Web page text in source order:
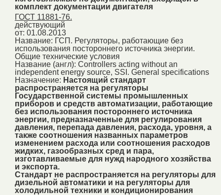
комплект документации двигателя
ГОСТ 11881-76.
действующий
от: 01.08.2013
Название: ГСП. Регуляторы, работающие без
использования постороннего источника энергии.
Общие технические условия
Название (англ): Controllers acting without an
independent energy source, SSI. General specifications
Назначение: Настоящий стандарт
распространяется на регуляторы
Государственной системы промышленных
приборов и средств автоматизации, работающие
без использования постороннего источника
энергии, предназначенные для регулирования
давления, перепада давления, расхода, уровня, а
также соотношения названных параметров
изменением расхода или соотношения расходов
жидких, газообразных сред и пара,
изготавливаемые для нужд народного хозяйства
и экспорта.
Стандарт не распространяется на регуляторы для
дизельной автоматики и на регуляторы для
холодильной техники и кондиционирования